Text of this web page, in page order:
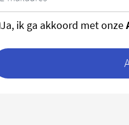
Ja, ik ga akkoord met onze